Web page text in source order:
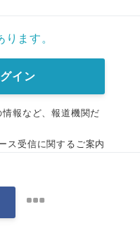
ます。
イン
報など、報道機関だ
ス受信に関するご案内